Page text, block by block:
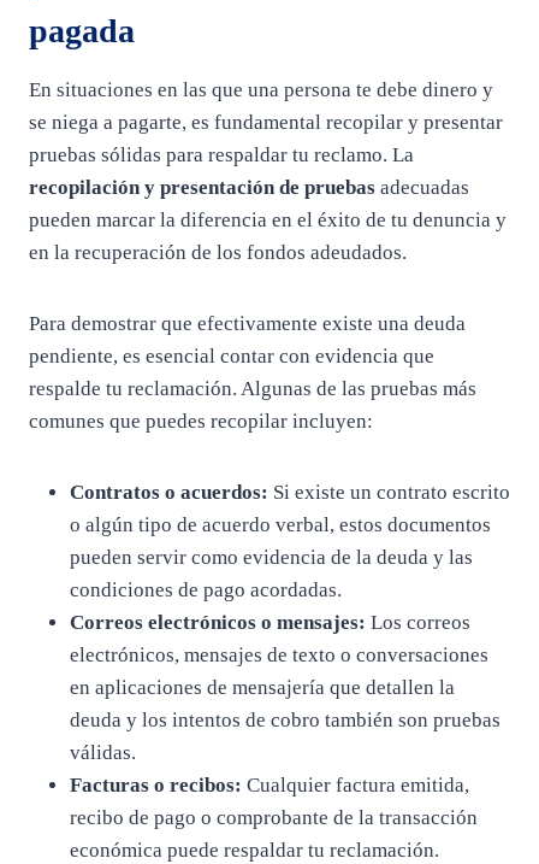
pagada
En situaciones en las que una persona te debe dinero y
se niega a pagarte, es fundamental recopilar y presentar
pruebas sólidas para respaldar tu reclamo. La
recopilación y presentación de pruebas adecuadas
pueden marcar la diferencia en el éxito de tu denuncia y
en la recuperación de los fondos adeudados.
Para demostrar que efectivamente existe una deuda
pendiente, es esencial contar con evidencia que
respalde tu reclamación. Algunas de las pruebas más
comunes que puedes recopilar incluyen:
Contratos o acuerdos: Si existe un contrato escrito
o algún tipo de acuerdo verbal, estos documentos
pueden servir como evidencia de la deuda y las
condiciones de pago acordadas.
Correos electrónicos o mensajes: Los correos
electrónicos, mensajes de texto o conversaciones
en aplicaciones de mensajería que detallen la
deuda y los intentos de cobro también son pruebas
válidas.
Facturas o recibos: Cualquier factura emitida,
recibo de pago o comprobante de la transacción
económica puede respaldar tu reclamación.